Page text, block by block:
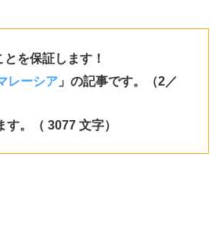
を保証します！
レーシア 」の記事です。（2／
。（ 3077 文字）